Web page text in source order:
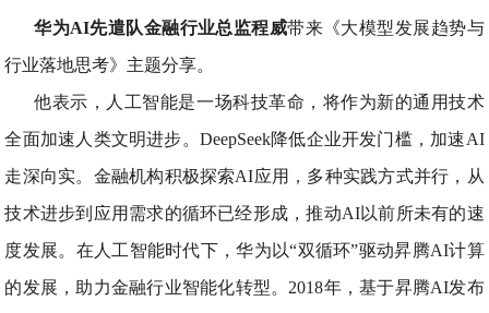
华为AI先遣队金融行业总监程威带来《大模型发展趋势与
行业落地思考》主题分享。
他表示，人工智能是一场科技革命，将作为新的通用技术
全面加速人类文明进步。DeepSeek降低企业开发门槛，加速AI
走深向实。金融机构积极探索AI应用，多种实践方式并行，从
技术进步到应用需求的循环已经形成，推动AI以前所未有的速
度发展。在人工智能时代下，华为以“双循环”驱动昇腾AI计算
的发展，助力金融行业智能化转型。2018年，基于昇腾AI发布